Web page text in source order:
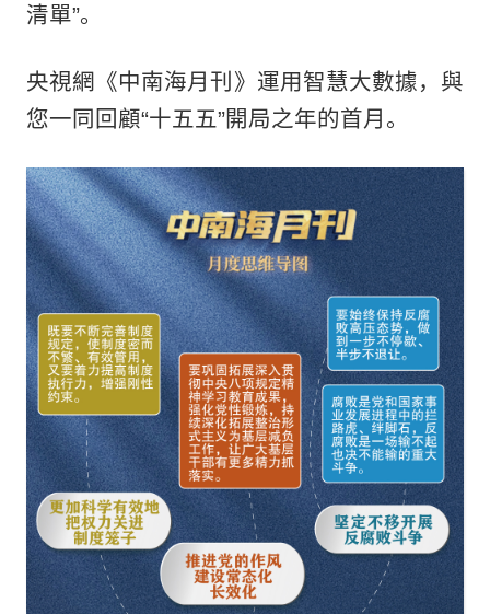
清單”。
央視網《中南海月刊》運用智慧大數據，與
您一同回顧“十五五”開局之年的首月。